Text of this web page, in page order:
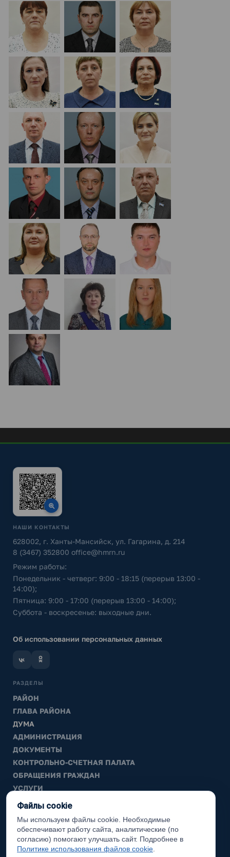
НАШИ КОНТАКТЫ
628002, г. Ханты-Мансийск, ул. Гагарина, д. 214
8 (3467) 352800 office@hmrn.ru
Режим работы:
Понедельник - четверг: 9:00 - 18:15 (перерыв 13:00 -
14:00);
Пятница: 9:00 - 17:00 (перерыв 13:00 - 14:00);
Суббота - воскресенье: выходные дни.
Об использовании персональных данных
РАЗДЕЛЫ
РАЙОН
ГЛАВА РАЙОНА
ДУМА
АДМИНИСТРАЦИЯ
ДОКУМЕНТЫ
КОНТРОЛЬНО-СЧЕТНАЯ ПАЛАТА
ОБРАЩЕНИЯ ГРАЖДАН
УСЛУГИ
ТИК
ИНФОРМАЦИЯ
Законодательная карта
Карта сайта
Файлы cookie
Мы используем файлы cookie. Необходимые
обеспечивают работу сайта, аналитические (по
согласию) помогают улучшать сайт. Подробнее в
Политике использования файлов cookie